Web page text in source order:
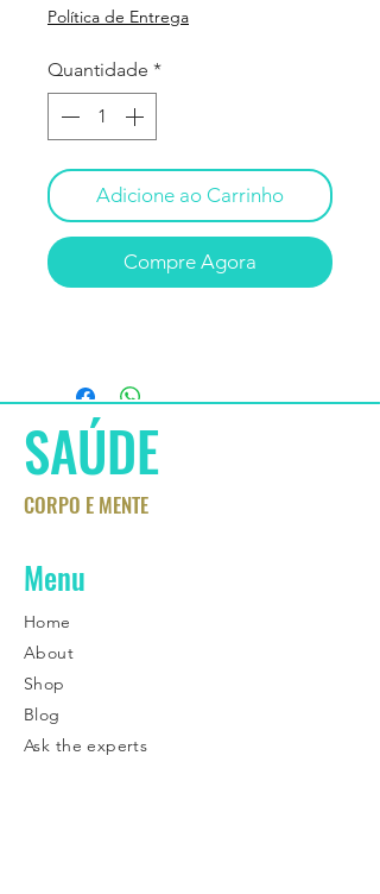
Política de Entrega
Quantidade *
Adicione ao Carrinho
Compre Agora
SAÚDE
CORPO E MENTE
Menu
Home
About
Shop
Blog
Ask the experts